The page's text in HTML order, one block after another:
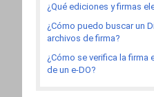
¿Qué ediciones y firmas
¿Cómo puedo buscar un
archivos de firma?
¿Cómo se verifica la firma
de un e-DO?